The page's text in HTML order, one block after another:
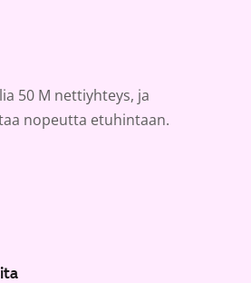
50 M nettiyhteys, ja
nopeutta etuhintaan.